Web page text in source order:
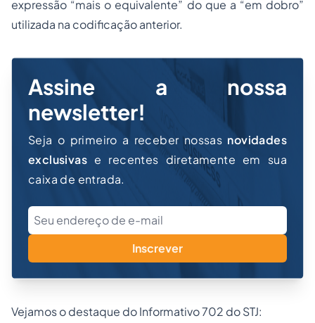
expressão “mais o equivalente” do que a “em dobro”
utilizada na codificação anterior.
Assine a nossa
newsletter!
Seja o primeiro a receber nossas novidades
exclusivas e recentes diretamente em sua
caixa de entrada.
Inscrever
Vejamos o destaque do Informativo 702 do STJ: